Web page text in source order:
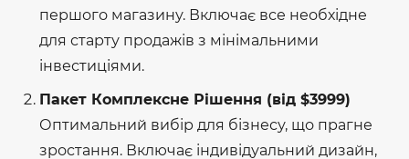
першого магазину. Включає все необхідне
для старту продажів з мінімальними
інвестиціями.
Пакет Комплексне Рішення (від $3999)
Оптимальний вибір для бізнесу, що прагне
зростання. Включає індивідуальний дизайн,